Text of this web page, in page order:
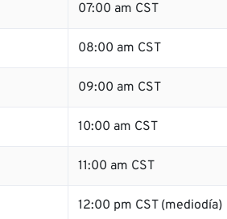
07:00 am CST
08:00 am CST
09:00 am CST
10:00 am CST
11:00 am CST
12:00 pm CST (mediodía)